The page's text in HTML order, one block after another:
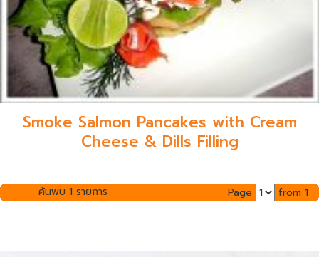
Smoke Salmon Pancakes with Cream
Cheese & Dills Filling
ค้นพบ 1 รายการ Page from 1